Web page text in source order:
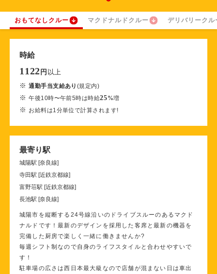
おもてなしクルー マクドナルドクルー デリバリークル
時給
1122 円 以上
※通勤手当支給あり (規定内)
※午後10時〜午前5時は時給25%増
※ お給料は1分単位で計算されます!
最寄り駅
城陽駅 [奈良線]
寺田駅 [近鉄京都線]
富野荘駅 [近鉄京都線]
長池駅 [奈良線]
城陽市を縦断する24号線沿いのドライブスルーのあるマクド
ナルドです！最新のデザインを採用した客席と最新の機器を
完備した厨房で楽しく一緒に働きませんか?
毎週シフト制なので自身のライフスタイルと合わせやすいで
す！
駐車場の広さは西日本最大級なので店舗が混まない日は車出